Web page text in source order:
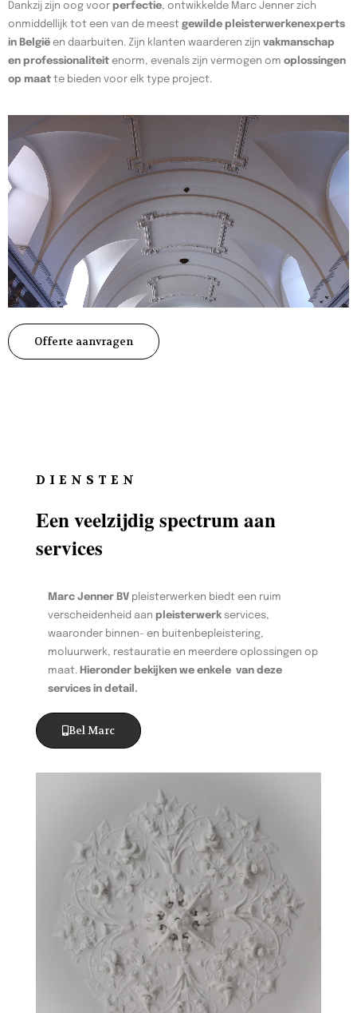
Dankzij zijn oog voor perfectie, ontwikkelde Marc Jenner zich
onmiddellijk tot een van de meest gewilde pleisterwerkenexperts
in België en daarbuiten. Zijn klanten waarderen zijn vakmanschap
en professionaliteit enorm, evenals zijn vermogen om oplossingen
op maat te bieden voor elk type project.
Offerte aanvragen
DIENSTEN
Een veelzijdig spectrum aan
services
Marc Jenner BV pleisterwerken biedt een ruim
verscheidenheid aan pleisterwerk services,
waaronder binnen- en buitenbepleistering,
moluurwerk, restauratie en meerdere oplossingen op
maat. Hieronder bekijken we enkele van deze
services in detail.
Bel Marc